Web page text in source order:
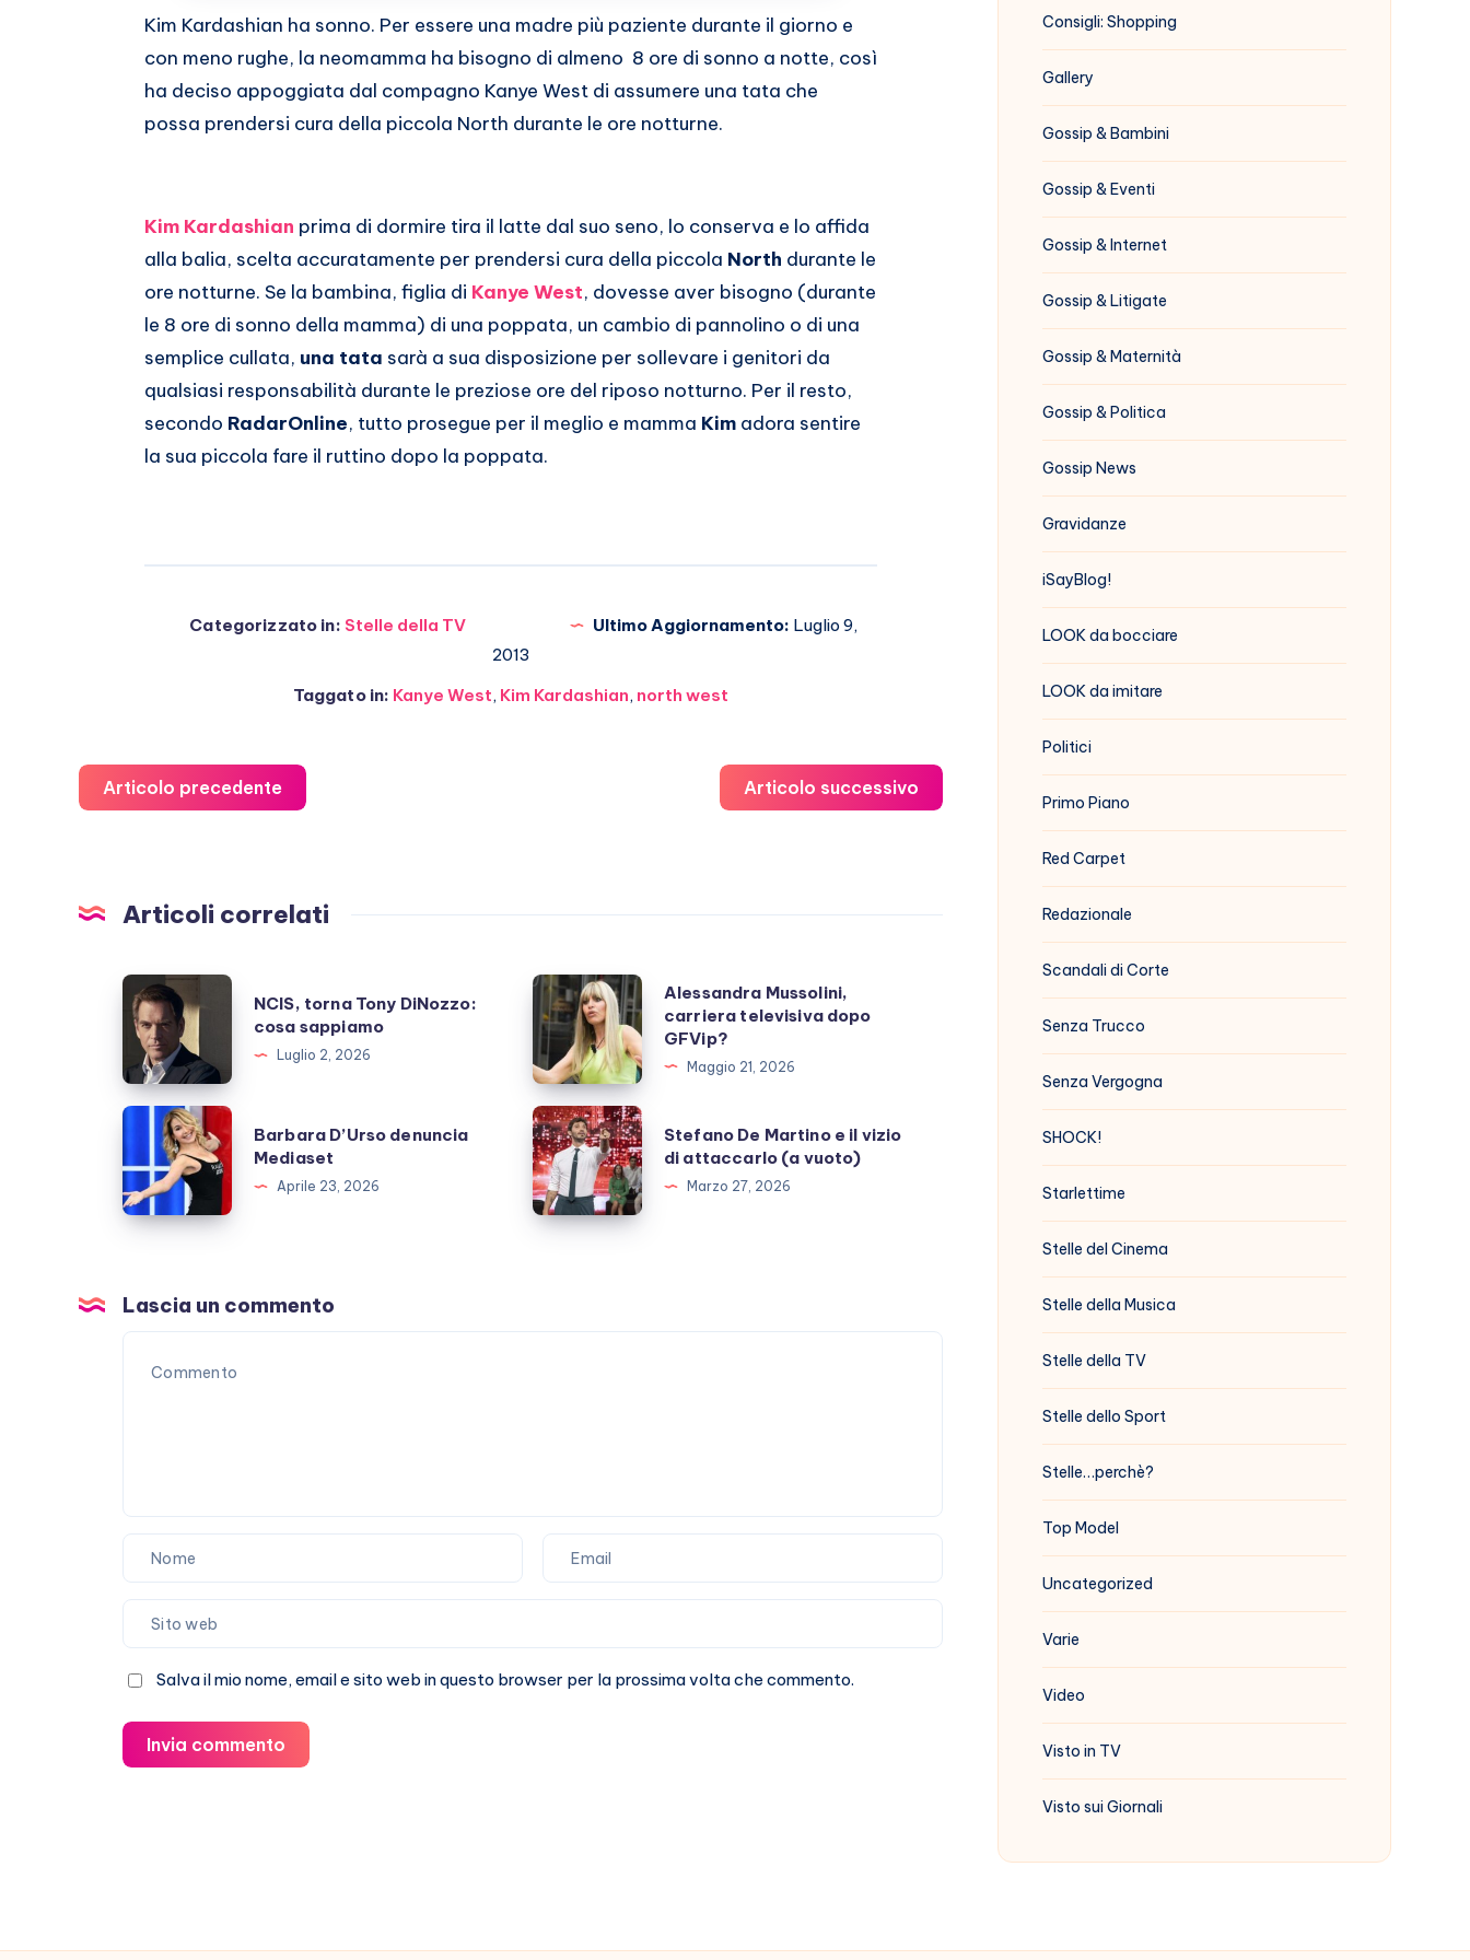
Kim Kardashian ha sonno. Per essere una madre più paziente durante il giorno e
con meno rughe, la neomamma ha bisogno di almeno 8 ore di sonno a notte, così
ha deciso appoggiata dal compagno Kanye West di assumere una tata che
possa prendersi cura della piccola North durante le ore notturne.
Kim Kardashian prima di dormire tira il latte dal suo seno, lo conserva e lo affida
alla balia, scelta accuratamente per prendersi cura della piccola North durante le
ore notturne. Se la bambina, figlia di Kanye West, dovesse aver bisogno (durante
le 8 ore di sonno della mamma) di una poppata, un cambio di pannolino o di una
semplice cullata, una tata sarà a sua disposizione per sollevare i genitori da
qualsiasi responsabilità durante le preziose ore del riposo notturno. Per il resto,
secondo RadarOnline, tutto prosegue per il meglio e mamma Kim adora sentire
la sua piccola fare il ruttino dopo la poppata.
Categorizzato in: Stelle della TV Ultimo Aggiornamento: Luglio 9,
2013
Taggato in: Kanye West, Kim Kardashian, north west
Articolo precedente Articolo successivo
Articoli correlati
NCIS,
torna
Tony
DiNozzo:
cosa
sappiamo
NCIS, torna Tony DiNozzo:
cosa sappiamo
Luglio 2, 2026
Alessandra
Mussolini,
carriera
televisiva
dopo
GFVip?
Alessandra Mussolini,
carriera televisiva dopo
GFVip?
Maggio 21, 2026
Barbara
D’Urso
denuncia
Mediaset
Barbara D’Urso denuncia
Mediaset
Aprile 23, 2026
Stefano
De
Martino
e
attaccarlo
Stefano De Martino e il vizio
di attaccarlo (a vuoto)
Marzo 27, 2026
Lascia un commento
Salva il mio nome, email e sito web in questo browser per la prossima volta che commento.
Invia commento
Consigli: Shopping
Gallery
Gossip & Bambini
Gossip & Eventi
Gossip & Internet
Gossip & Litigate
Gossip & Maternità
Gossip & Politica
Gossip News
Gravidanze
iSayBlog!
LOOK da bocciare
LOOK da imitare
Politici
Primo Piano
Red Carpet
Redazionale
Scandali di Corte
Senza Trucco
Senza Vergogna
SHOCK!
Starlettime
Stelle del Cinema
Stelle della Musica
Stelle della TV
Stelle dello Sport
Stelle…perchè?
Top Model
Uncategorized
Varie
Video
Visto in TV
Visto sui Giornali